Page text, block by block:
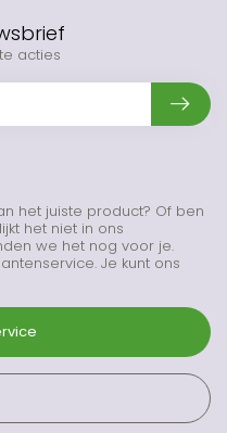
het juiste product? Of ben
het niet in ons
we het nog voor je.
Je kunt ons
acties